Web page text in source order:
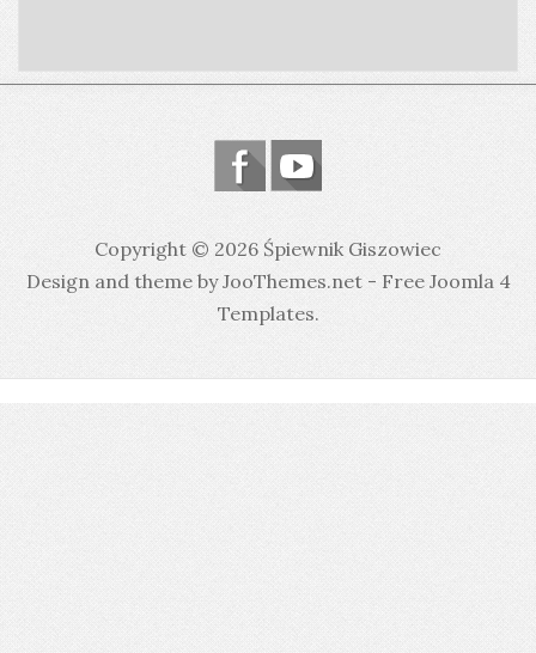
Copyright © 2026 Śpiewnik Giszowiec
Design and theme by JooThemes.net - Free Joomla 4
Templates.